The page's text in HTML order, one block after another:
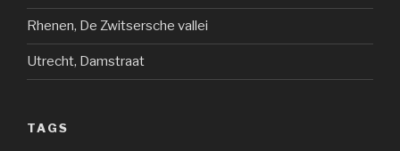
Rhenen, De Zwitsersche vallei
Utrecht, Damstraat
TAGS